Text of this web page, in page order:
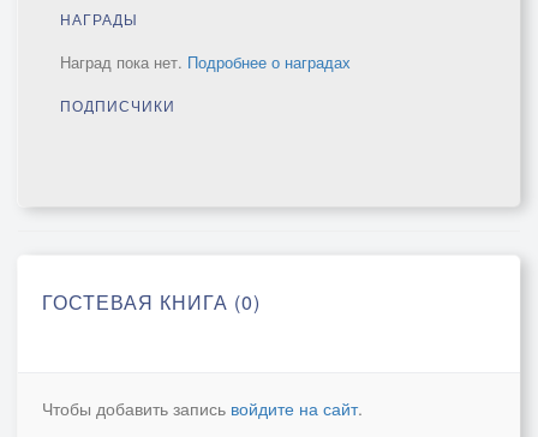
НАГРАДЫ
Наград пока нет. Подробнее о наградах
ПОДПИСЧИКИ
ГОСТЕВАЯ КНИГА (0)
Чтобы добавить запись войдите на сайт.